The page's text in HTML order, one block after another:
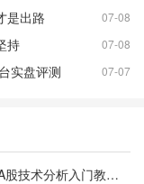
是出路 07-08
持 07-08
实盘评测 07-07
股票投资实操收益不佳？新浪理财大学A股技术分析入门教你融入技术获利